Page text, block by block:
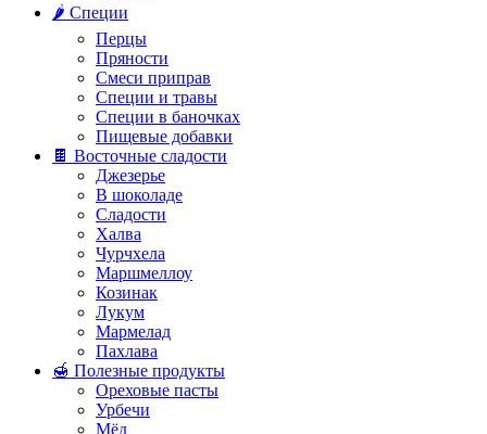
🌶️ Специи
Перцы
Пряности
Смеси приправ
Специи и травы
Специи в баночках
Пищевые добавки
🍫 Восточные сладости
Джезерье
В шоколаде
Сладости
Халва
Чурчхела
Маршмеллоу
Козинак
Лукум
Мармелад
Пахлава
🍯 Полезные продукты
Ореховые пасты
Урбечи
Мёд